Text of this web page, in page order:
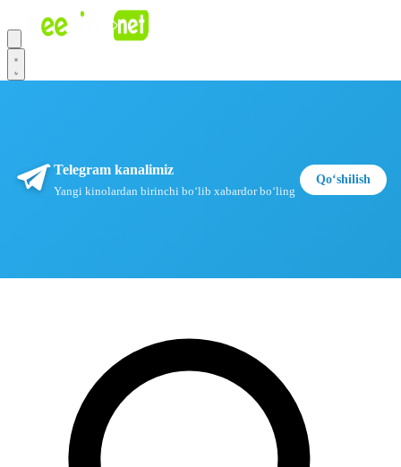
Telegram kanalimiz
Yangi kinolardan birinchi boʻlib xabardor boʻling
Qoʻshilish